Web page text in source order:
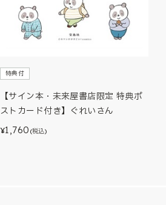
特典付
【サイン本・未来屋書店限定 特典ポ
ストカード付き】ぐれいさん
¥1,760 (税込)